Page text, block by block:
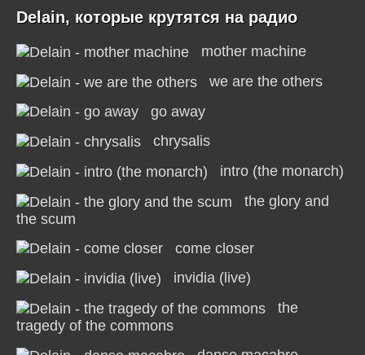
Delain, которые крутятся на радио
mother machine
we are the others
go away
chrysalis
intro (the monarch)
the glory and
the scum
come closer
invidia (live)
the
tragedy of the commons